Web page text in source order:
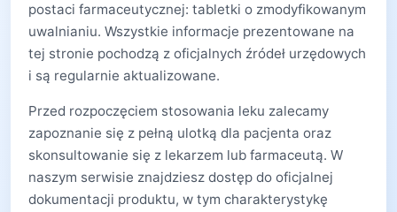
postaci farmaceutycznej: tabletki o zmodyfikowanym
uwalnianiu. Wszystkie informacje prezentowane na
tej stronie pochodzą z oficjalnych źródeł urzędowych
i są regularnie aktualizowane.
Przed rozpoczęciem stosowania leku zalecamy
zapoznanie się z pełną ulotką dla pacjenta oraz
skonsultowanie się z lekarzem lub farmaceutą. W
naszym serwisie znajdziesz dostęp do oficjalnej
dokumentacji produktu, w tym charakterystykę